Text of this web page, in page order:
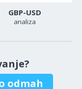
GBP-USD
analiza
odmah